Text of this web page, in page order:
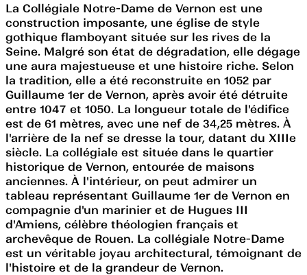
La Collégiale Notre-Dame de Vernon est une
construction imposante, une église de style
gothique flamboyant située sur les rives de la
Seine. Malgré son état de dégradation, elle dégage
une aura majestueuse et une histoire riche. Selon
la tradition, elle a été reconstruite en 1052 par
Guillaume 1er de Vernon, après avoir été détruite
entre 1047 et 1050. La longueur totale de l'édifice
est de 61 mètres, avec une nef de 34,25 mètres. À
l'arrière de la nef se dresse la tour, datant du XIIIe
siècle. La collégiale est située dans le quartier
historique de Vernon, entourée de maisons
anciennes. À l'intérieur, on peut admirer un
tableau représentant Guillaume 1er de Vernon en
compagnie d'un marinier et de Hugues III
d'Amiens, célèbre théologien français et
archevêque de Rouen. La collégiale Notre-Dame
est un véritable joyau architectural, témoignant de
l'histoire et de la grandeur de Vernon.